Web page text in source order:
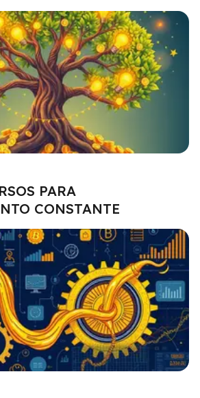
PARA
CONSTANTE